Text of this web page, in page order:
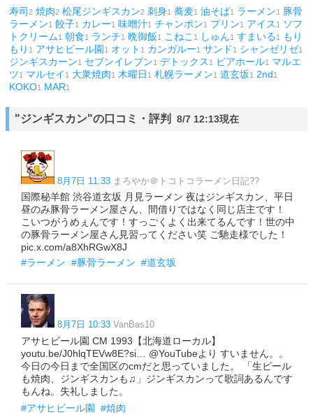
寿司 2 焼肉2 松尾ジンギスカン2 刺身1 蕎麦1 油そば1 ラーメン1
豚骨
ラーメン1 餃子1 カレー1 味噌汁1 チャンポン1 プリン1 アイス 1
ソフ
トクリーム1 朝食1 ランチ1 晩御飯1 こねこ 1 しゅん1 すまいる1
もり
もり 1 アサヒビール園 1 オット 1 カンガルー1 サンド 1 シャンゼリゼ1
ジンギスカーン1 セブンイレブン1 デトックス 1 ビアホール1
マルエ
ツ1 マルセイ 1 大衆焼肉1 木曜日 1 札幌ラーメン1 道玄坂1 2nd1
KOKO1 MAR1
"ジンギスカン"の口コミ・評判 8/7 12:13現在
8月7日 11:33 まろやか＠トコトコラーメン日記??
国際秘羊館 渋谷道玄坂 月見ラーメン 夜はジンギスカン、平日
昼のみ豚骨ラーメン屋さん、間借りではなく同じ店主です！
こいつがうめぇんです！すっごくよく出来てるんです！世の中
の豚骨ラーメン屋さん見習ってください笑 ご馳走様でした！
pic.x.com/a8XhRGwX8J
#ラーメン #豚骨ラーメン #道玄坂
8月7日 10:33 VanBas10
アサヒビール園 CM 1993【北海道ローカル】
youtu.be/J0hlqTEVw8E?si… @YouTubeより すいません。。
今日の今日まで全国区のcmだと思っていました。 「生ビール
も焼肉、ジンギスカンも♫」ジンギスカンって歌詞あるんです
もんね。失礼しました。
#アサヒビール園 #焼肉